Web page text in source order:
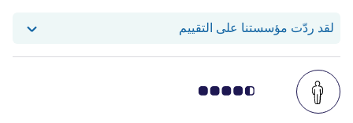
لقد ردّت مؤسستنا على التقييم استجاب فندقنا للمراجعة من Hamoud A. A. A.
ملاحظة أراء العملاء 4.5/5